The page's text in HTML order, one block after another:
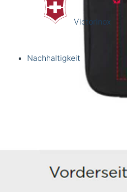
Victorinox
Nachhaltigkeit